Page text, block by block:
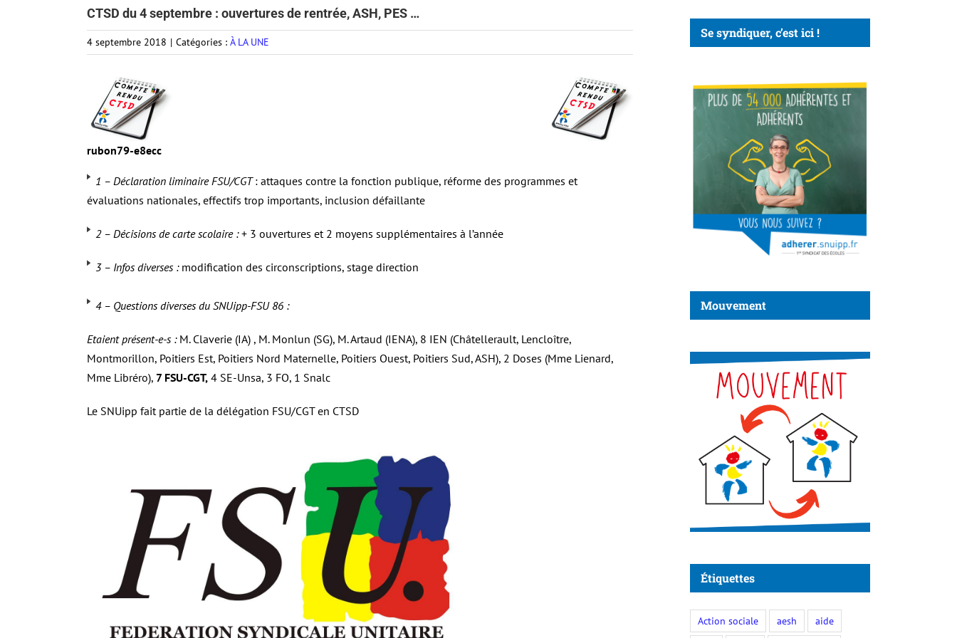
CTSD du 4 septembre : ouvertures de rentrée, ASH, PES …
4 septembre 2018 | Catégories : À LA UNE
rubon79-e8ecc
1 – Déclaration liminaire FSU/CGT: attaques contre la fonction publique, réforme des programmes et
évaluations nationales, effectifs trop importants, inclusion défaillante
2 – Décisions de carte scolaire :+ 3 ouvertures et 2 moyens supplémentaires à l’année
3 – Infos diverses :modification des circonscriptions, stage direction
4 – Questions diverses du SNUipp-FSU 86 :
Etaient présent-e-s :M. Claverie (IA) , M. Monlun (SG), M. Artaud (IENA), 8 IEN (Châtellerault, Lencloître,
Montmorillon, Poitiers Est, Poitiers Nord Maternelle, Poitiers Ouest, Poitiers Sud, ASH), 2 Doses (Mme Lienard,
Mme Libréro), 7 FSU-CGT, 4 SE-Unsa, 3 FO, 1 Snalc
Le SNUipp fait partie de la délégation FSU/CGT en CTSD
Se syndiquer, c’est ici !
Mouvement
Étiquettes
Action sociale aesh aide